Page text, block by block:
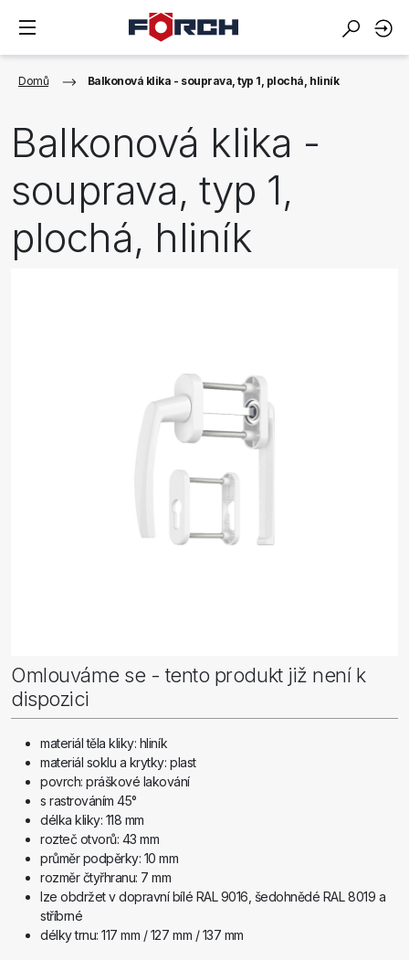
Domů Balkonová klika - souprava, typ 1, plochá, hliník
Balkonová klika -
souprava, typ 1,
plochá, hliník
Omlouváme se - tento produkt již není k
dispozici
materiál těla kliky: hliník
materiál soklu a krytky: plast
povrch: práškové lakování
s rastrováním 45°
délka kliky: 118 mm
rozteč otvorů: 43 mm
průměr podpěrky: 10 mm
rozměr čtyřhranu: 7 mm
lze obdržet v dopravní bílé RAL 9016, šedohnědé RAL 8019 a
stříbrné
délky trnu: 117 mm / 127 mm / 137 mm